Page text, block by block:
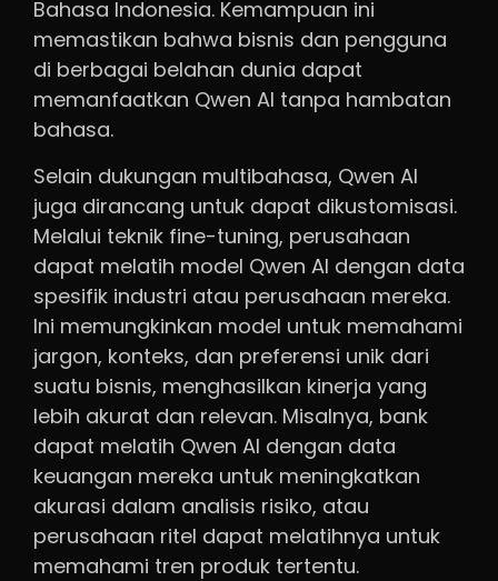
Bahasa Indonesia. Kemampuan ini
memastikan bahwa bisnis dan pengguna
di berbagai belahan dunia dapat
memanfaatkan Qwen AI tanpa hambatan
bahasa.
Selain dukungan multibahasa, Qwen AI
juga dirancang untuk dapat dikustomisasi.
Melalui teknik fine-tuning, perusahaan
dapat melatih model Qwen AI dengan data
spesifik industri atau perusahaan mereka.
Ini memungkinkan model untuk memahami
jargon, konteks, dan preferensi unik dari
suatu bisnis, menghasilkan kinerja yang
lebih akurat dan relevan. Misalnya, bank
dapat melatih Qwen AI dengan data
keuangan mereka untuk meningkatkan
akurasi dalam analisis risiko, atau
perusahaan ritel dapat melatihnya untuk
memahami tren produk tertentu.